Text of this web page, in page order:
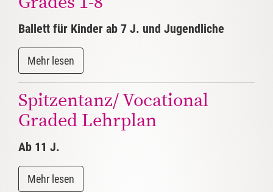
Ballett für Kinder ab 7 J. und Jugendliche
Spitzentanz/ Vocational
Graded Lehrplan
Ab 11 J.